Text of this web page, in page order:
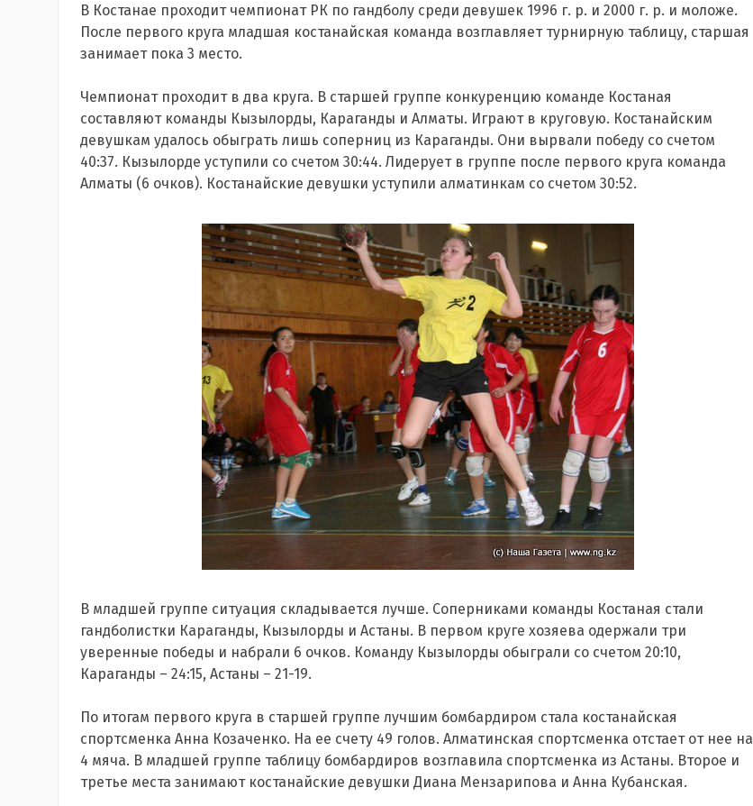
В Костанае проходит чемпионат РК по гандболу среди девушек 1996 г. р. и 2000 г. р. и моложе.
После первого круга младшая костанайская команда возглавляет турнирную таблицу, старшая
занимает пока 3 место.
Чемпионат проходит в два круга. В старшей группе конкуренцию команде Костаная
составляют команды Кызылорды, Караганды и Алматы. Играют в круговую. Костанайским
девушкам удалось обыграть лишь соперниц из Караганды. Они вырвали победу со счетом
40:37. Кызылорде уступили со счетом 30:44. Лидерует в группе после первого круга команда
Алматы (6 очков). Костанайские девушки уступили алматинкам со счетом 30:52.
В младшей группе ситуация складывается лучше. Соперниками команды Костаная стали
гандболистки Караганды, Кызылорды и Астаны. В первом круге хозяева одержали три
уверенные победы и набрали 6 очков. Команду Кызылорды обыграли со счетом 20:10,
Караганды – 24:15, Астаны – 21-19.
По итогам первого круга в старшей группе лучшим бомбардиром стала костанайская
спортсменка Анна Козаченко. На ее счету 49 голов. Алматинская спортсменка отстает от нее на
4 мяча. В младшей группе таблицу бомбардиров возглавила спортсменка из Астаны. Второе и
третье места занимают костанайские девушки Диана Мензарипова и Анна Кубанская.